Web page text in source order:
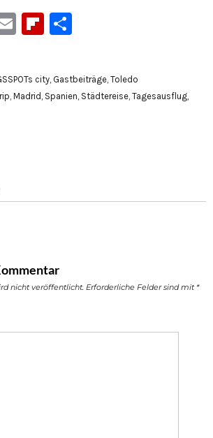
EmailFlipboard
city, Gastbeiträge, Toledo
, Madrid , Spanien, Städtereise, Tagesausflug,
nicht veröffentlicht. Erforderliche Felder sind mit *